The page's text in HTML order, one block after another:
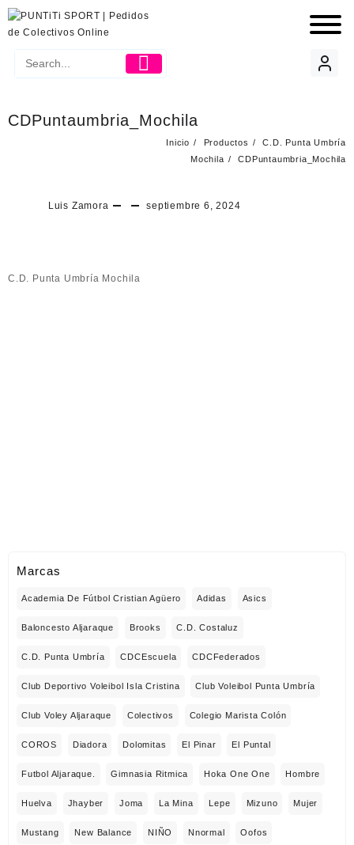
CDPuntaumbria_Mochila
Inicio Productos
C.D. Punta Umbría
Mochila
CDPuntaumbria_Mochila
Luis Zamora septiembre 6, 2024
C.D. Punta Umbría Mochila
Marcas
Academia De Fútbol Cristian Agüero Adidas Asics
Baloncesto Aljaraque Brooks C.D. Costaluz
C.D. Punta Umbría CDCEscuela CDCFederados
Club Deportivo Voleibol Isla Cristina Club Voleibol Punta Umbría
Club Voley Aljaraque Colectivos Colegio Marista Colón
COROS Diadora Dolomitas El Pinar El Puntal
Futbol Aljaraque. Gimnasia Ritmica Hoka One One Hombre
Huelva Jhayber Joma La Mina Lepe Mizuno Mujer
Mustang New Balance NIÑO Nnormal Oofos